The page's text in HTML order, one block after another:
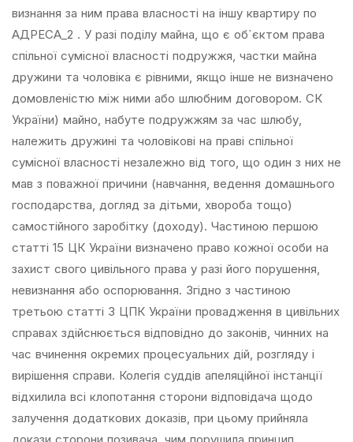
визнання за ним права власності на іншу квартиру по
АДРЕСА_2 . У разі поділу майна, що є об`єктом права
спільної сумісної власності подружжя, частки майна
дружини та чоловіка є рівними, якщо інше не визначено
домовленістю між ними або шлюбним договором. СК
України) майно, набуте подружжям за час шлюбу,
належить дружині та чоловікові на праві спільної
сумісної власності незалежно від того, що один з них не
мав з поважної причини (навчання, ведення домашнього
господарства, догляд за дітьми, хвороба тощо)
самостійного заробітку (доходу). Частиною першою
статті 15 ЦК України визначено право кожної особи на
захист свого цивільного права у разі його порушення,
невизнання або оспорювання. Згідно з частиною
третьою статті 3 ЦПК України провадження в цивільних
справах здійснюється відповідно до законів, чинних на
час вчинення окремих процесуальних дій, розгляду і
вирішення справи. Колегія суддів апеляційної інстанції
відхилила всі клопотання сторони відповідача щодо
залучення додаткових доказів, при цьому прийняла
докази сторони позивача, чим порушила принцип